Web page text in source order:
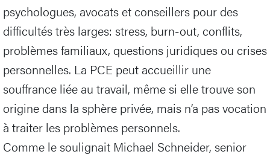
psychologues, avocats et conseillers pour des
difficultés très larges: stress, burn-out, conflits,
problèmes familiaux, questions juridiques ou crises
personnelles. La PCE peut accueillir une
souffrance liée au travail, même si elle trouve son
origine dans la sphère privée, mais n’a pas vocation
à traiter les problèmes personnels.
Comme le soulignait Michael Schneider, senior